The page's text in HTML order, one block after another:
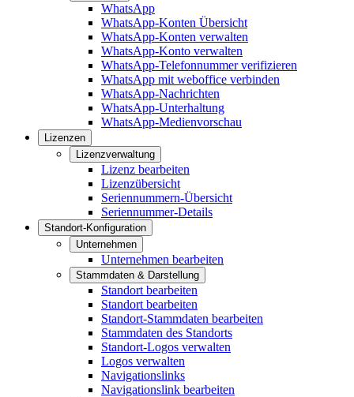
WhatsApp
WhatsApp-Konten Übersicht
WhatsApp-Konten verwalten
WhatsApp-Konto verwalten
WhatsApp-Telefonnummer verifizieren
WhatsApp mit weboffice verbinden
WhatsApp-Nachrichten
WhatsApp-Unterhaltung
WhatsApp-Medienvorschau
Lizenzen
Lizenzverwaltung
Lizenz bearbeiten
Lizenzübersicht
Seriennummern-Übersicht
Seriennummer-Details
Standort-Konfiguration
Unternehmen
Unternehmen bearbeiten
Stammdaten & Darstellung
Standort bearbeiten
Standort bearbeiten
Standort-Stammdaten bearbeiten
Stammdaten des Standorts
Standort-Logos verwalten
Logos verwalten
Navigationslinks
Navigationslink bearbeiten